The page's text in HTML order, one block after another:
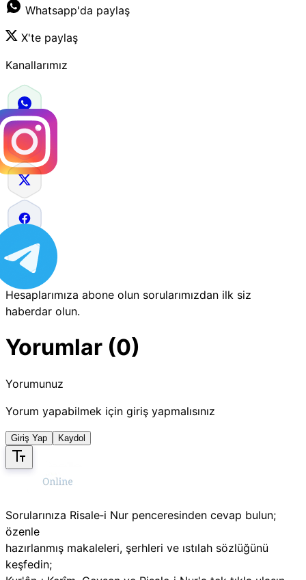
Whatsapp'da paylaş
X'te paylaş
Kanallarımız
Hesaplarımıza abone olun sorularımızdan ilk siz
haberdar olun.
Yorumlar (0)
Yorumunuz
Yorum yapabilmek için giriş yapmalısınız
Giriş Yap Kaydol
Sorularınıza Risale‑i Nur penceresinden cevap bulun;
özenle
hazırlanmış makaleleri, şerhleri ve ıstılah sözlüğünü
keşfedin;